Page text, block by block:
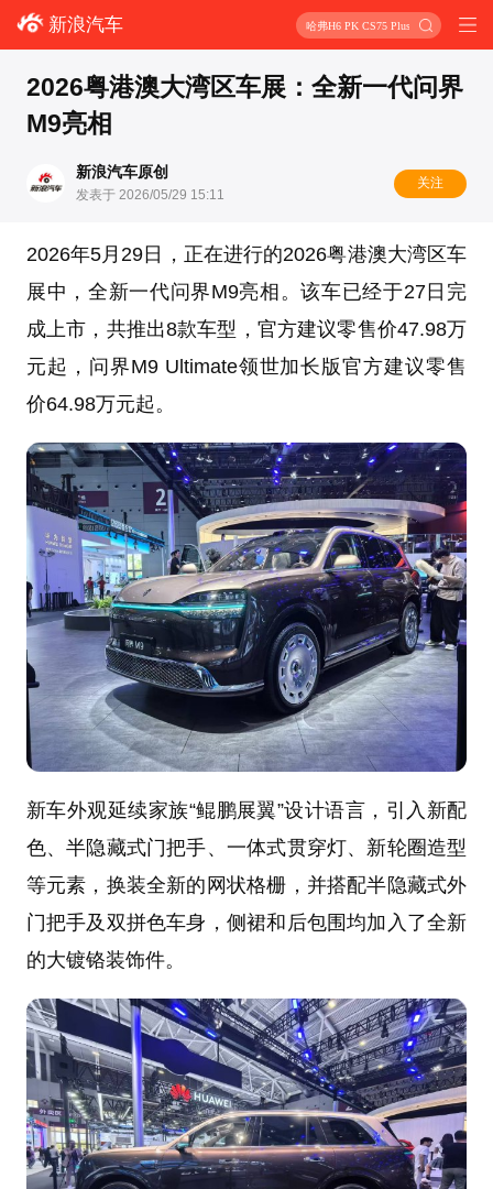
新浪汽车 哈弗H6 PK CS75 Plus
2026粤港澳大湾区车展：全新一代问界
M9亮相
新浪汽车原创
发表于 2026/05/29 15:11
关注
2026年5月29日，正在进行的2026粤港澳大湾区车
展中，全新一代问界M9亮相。该车已经于27日完
成上市，共推出8款车型，官方建议零售价47.98万
元起，问界M9 Ultimate领世加长版官方建议零售
价64.98万元起。
新车外观延续家族“鲲鹏展翼”设计语言，引入新配
色、半隐藏式门把手、一体式贯穿灯、新轮圈造型
等元素，换装全新的网状格栅，并搭配半隐藏式外
门把手及双拼色车身，侧裙和后包围均加入了全新
的大镀铬装饰件。